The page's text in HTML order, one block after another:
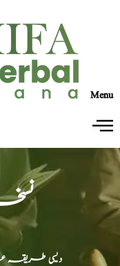
Menu
دیسی طریقہ